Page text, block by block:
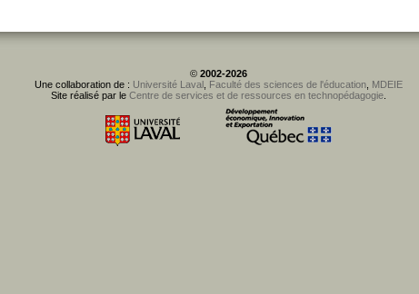
© 2002-2026
Une collaboration de : Université Laval, Faculté des sciences de l'éducation, MDEIE
Site réalisé par le Centre de services et de ressources en technopédagogie.